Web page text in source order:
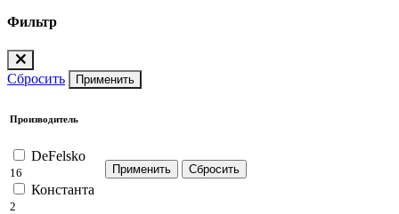
Фильтр
Сбросить Применить
Производитель
DeFelsko
16
Константа
2